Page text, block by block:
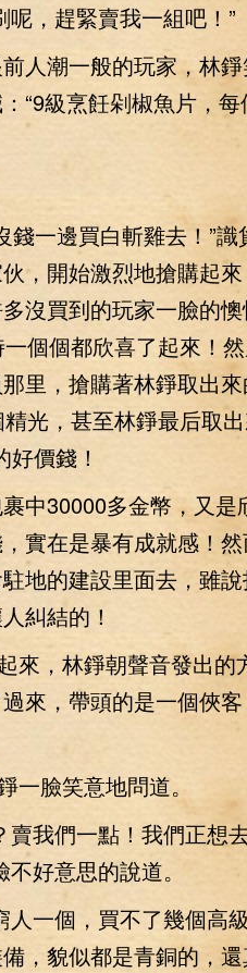
，趕緊賣我一組吧！”
潮一般的玩家，林錚
“9級烹飪剁椒魚片，每
一邊買白斬雞去！”識
，開始激烈地搶購起
沒買到的玩家一臉的
個個都欣喜了起來！
里，搶購著林錚取出
光，甚至林錚最后取
價錢！
30000多金幣，又是
實在是暴有成就感！
地的建設里面去，雖說
糾結的！
，林錚朝聲音發出的
來，帶頭的是一個俠
臉笑意地問道。
我們一點！我們正想
好意思的說道。
一個，買不了幾個高
，貌似都是青銅的，